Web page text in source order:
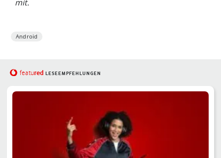
mit.
Android
featured LESEEMPFEHLUNGEN